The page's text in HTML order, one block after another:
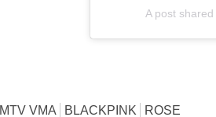
A post
MTV VMA BLACKPINK ROSE